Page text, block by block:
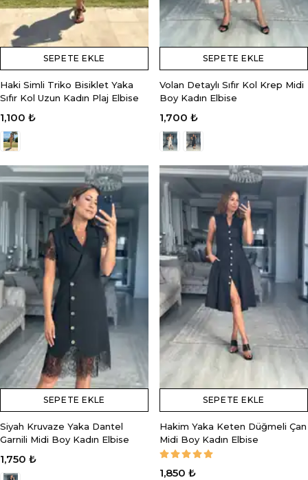
SEPETE EKLE
Haki Simli Triko Bisiklet Yaka
Sıfır Kol Uzun Kadın Plaj Elbise
1,100 ₺
SEPETE EKLE
Volan Detaylı Sıfır Kol Krep Midi
Boy Kadın Elbise
1,700 ₺
SEPETE EKLE
Siyah Kruvaze Yaka Dantel
Garnili Midi Boy Kadın Elbise
1,750 ₺
SEPETE EKLE
Hakim Yaka Keten Düğmeli Çan
Midi Boy Kadın Elbise
1,850 ₺